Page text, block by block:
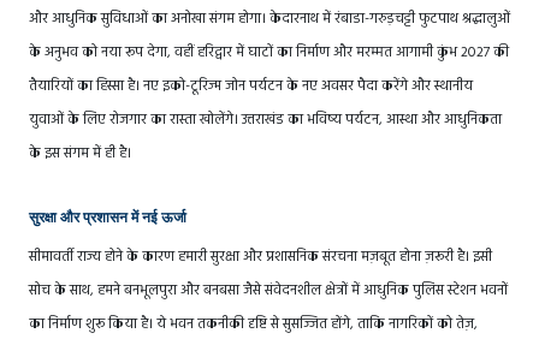
और आधुनिक सुविधाओं का अनोखा संगम होगा। केदारनाथ में रंबाडा-गरुड़चट्टी फुटपाथ श्रद्धालुओं
के अनुभव को नया रूप देगा, वहीं हरिद्वार में घाटों का निर्माण और मरम्मत आगामी कुंभ 2027 की
तैयारियों का हिस्सा है। नए इको-टूरिज्म जोन पर्यटन के नए अवसर पैदा करेंगे और स्थानीय
युवाओं के लिए रोजगार का रास्ता खोलेंगे। उत्तराखंड का भविष्य पर्यटन, आस्था और आधुनिकता
के इस संगम में ही है।
सुरक्षा और प्रशासन में नई ऊर्जा
सीमावर्ती राज्य होने के कारण हमारी सुरक्षा और प्रशासनिक संरचना मज़बूत होना ज़रूरी है। इसी
सोच के साथ, हमने बनभूलपुरा और बनबसा जैसे संवेदनशील क्षेत्रों में आधुनिक पुलिस स्टेशन भवनों
का निर्माण शुरू किया है। ये भवन तकनीकी दृष्टि से सुसज्जित होंगे, ताकि नागरिकों को तेज़,